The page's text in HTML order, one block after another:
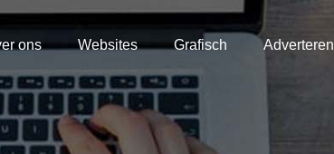
ons Websites Grafisch Adverteren